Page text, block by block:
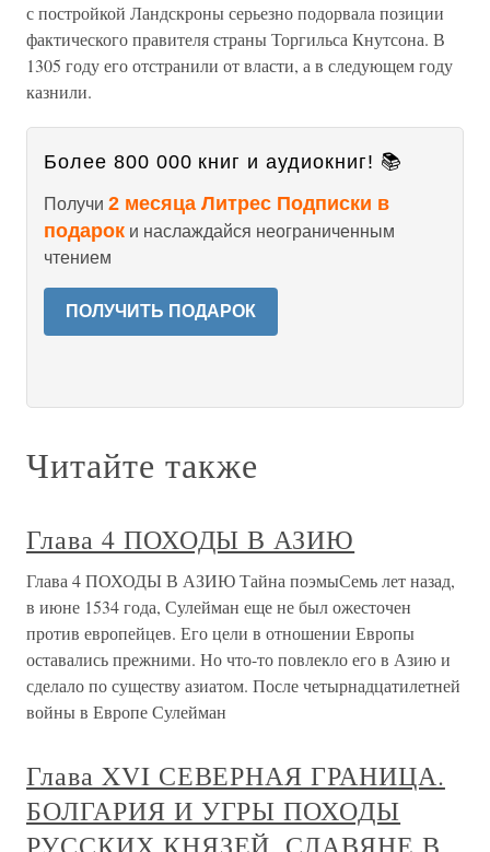
с постройкой Ландскроны серьезно подорвала позиции
фактического правителя страны Торгильса Кнутсона. В
1305 году его отстранили от власти, а в следующем году
казнили.
Более 800 000 книг и аудиокниг! 📚
Получи 2 месяца Литрес Подписки в
подарок и наслаждайся неограниченным
чтением
ПОЛУЧИТЬ ПОДАРОК
Читайте также
Глава 4 ПОХОДЫ В АЗИЮ
Глава 4 ПОХОДЫ В АЗИЮ Тайна поэмыСемь лет назад,
в июне 1534 года, Сулейман еще не был ожесточен
против европейцев. Его цели в отношении Европы
оставались прежними. Но что-то повлекло его в Азию и
сделало по существу азиатом. После четырнадцатилетней
войны в Европе Сулейман
Глава XVI СЕВЕРНАЯ ГРАНИЦА.
БОЛГАРИЯ И УГРЫ ПОХОДЫ